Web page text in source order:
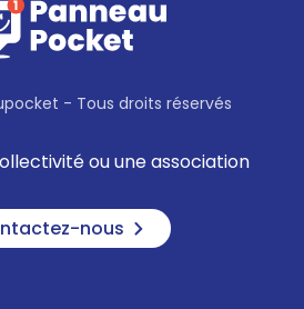
- Tous droits réservés
ou une association
nous